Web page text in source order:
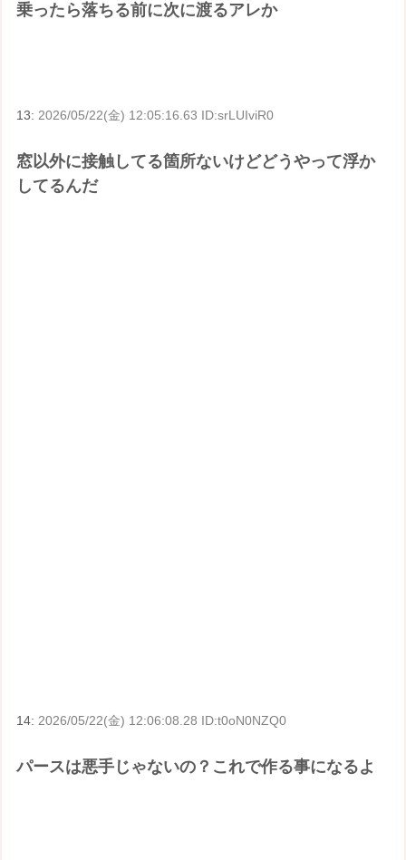
乗ったら落ちる前に次に渡るアレか
13:2026/05/22(金) 12:05:16.63 ID:srLUIviR0
窓以外に接触してる箇所ないけどどうやって浮か
してるんだ
14: 2026/05/22(金) 12:06:08.28 ID:t0oN0NZQ0
パースは悪手じゃないの？これで作る事になるよ